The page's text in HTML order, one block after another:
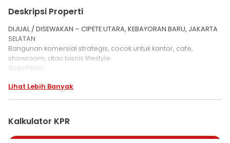
Deskripsi Properti
DIJUAL / DISEWAKAN – CIPETE UTARA, KEBAYORAN BARU, JAKARTA
SELATAN
Bangunan komersial strategis, cocok untuk kantor, cafe,
showroom, atau bisnis lifestyle.
Spesifikasi:
* LB 800 m²
* Garasi 2 Mobil
* Carport 4 Mobil
Layout:
Lihat Lebih Banyak
Kalkulator KPR